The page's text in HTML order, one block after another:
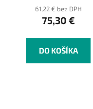
61,22 € bez DPH
75,30 €
DO KOŠÍKA